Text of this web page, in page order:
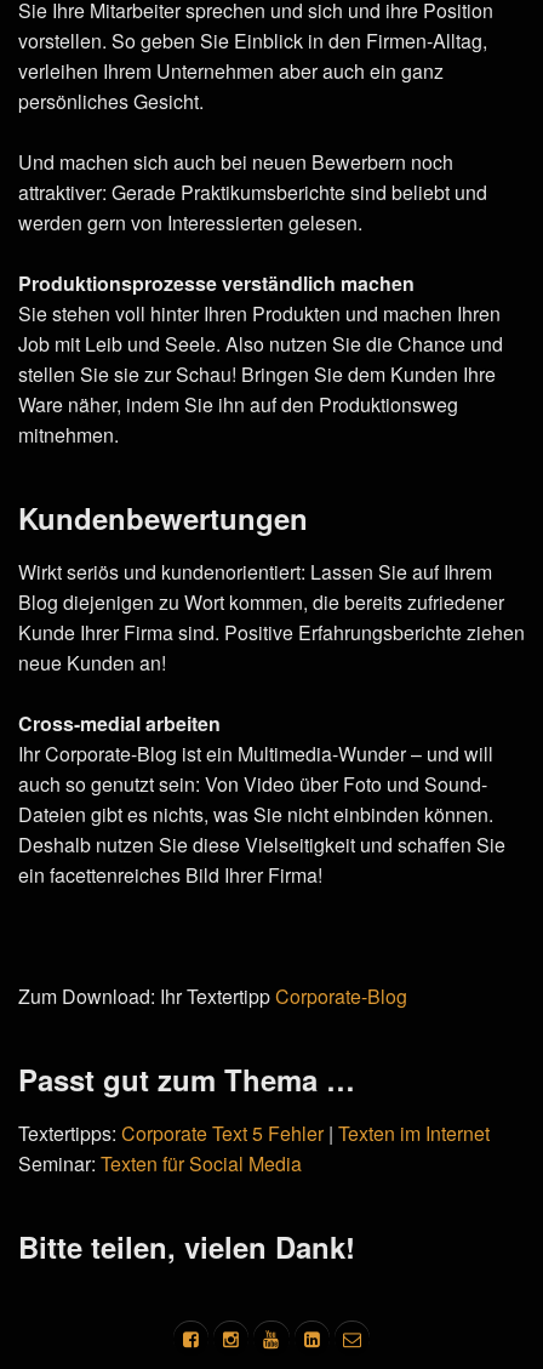
Sie Ihre Mitarbeiter sprechen und sich und ihre Position
vorstellen. So geben Sie Einblick in den Firmen-Alltag,
verleihen Ihrem Unternehmen aber auch ein ganz
persönliches Gesicht.
Und machen sich auch bei neuen Bewerbern noch
attraktiver: Gerade Praktikumsberichte sind beliebt und
werden gern von Interessierten gelesen.
Produktionsprozesse verständlich machen
Sie stehen voll hinter Ihren Produkten und machen Ihren
Job mit Leib und Seele. Also nutzen Sie die Chance und
stellen Sie sie zur Schau! Bringen Sie dem Kunden Ihre
Ware näher, indem Sie ihn auf den Produktionsweg
mitnehmen.
Kundenbewertungen
Wirkt seriös und kundenorientiert: Lassen Sie auf Ihrem
Blog diejenigen zu Wort kommen, die bereits zufriedener
Kunde Ihrer Firma sind. Positive Erfahrungsberichte ziehen
neue Kunden an!
Cross-medial arbeiten
Ihr Corporate-Blog ist ein Multimedia-Wunder – und will
auch so genutzt sein: Von Video über Foto und Sound-
Dateien gibt es nichts, was Sie nicht einbinden können.
Deshalb nutzen Sie diese Vielseitigkeit und schaffen Sie
ein facettenreiches Bild Ihrer Firma!
Zum Download: Ihr TextertippCorporate-Blog
Passt gut zum Thema …
Textertipps: Corporate Text 5 Fehler | Texten im Internet
Seminar: Texten für Social Media
Bitte teilen, vielen Dank!